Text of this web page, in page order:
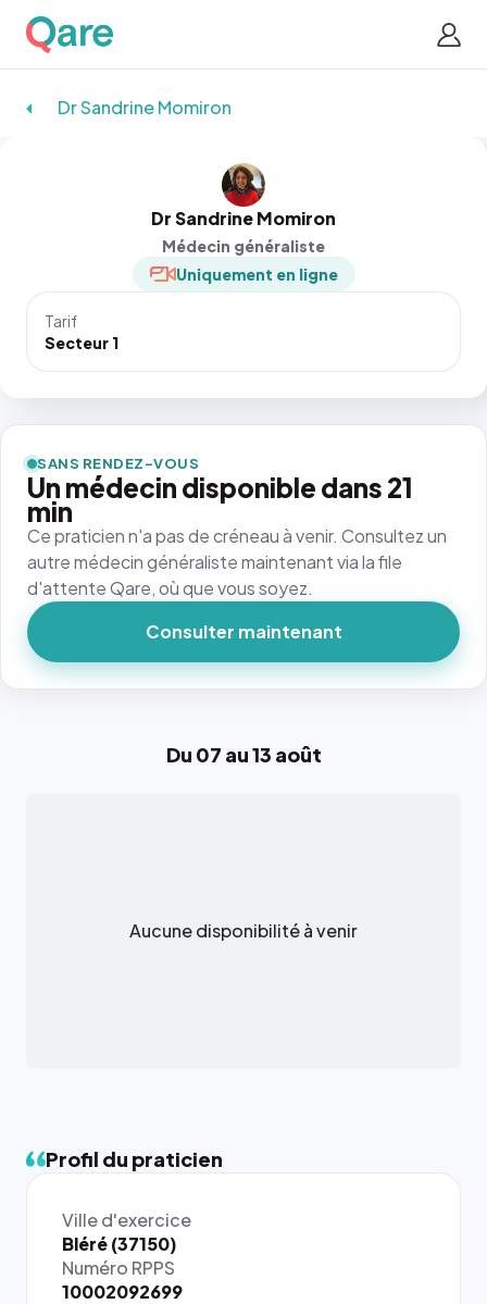
Dr Sandrine Momiron
Dr Sandrine Momiron
Médecin généraliste
Uniquement en ligne
Tarif
Secteur 1
Du 07 au 13 août
Aucune disponibilité à venir
Profil du praticien
Ville d'exercice
Bléré (37150)
Numéro RPPS
10002092699
SANS RENDEZ-VOUS
Un médecin disponible dans 21
min
Ce praticien n'a pas de créneau à venir. Consultez un
autre médecin généraliste maintenant via la file
d'attente Qare, où que vous soyez.
Consulter maintenant